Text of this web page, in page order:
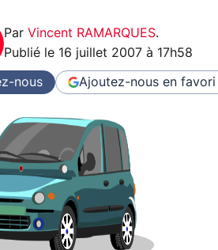
Par Vincent RAMARQUES.
Publié le 16 juillet 2007 à 17h58
nous Ajoutez-nous en favori